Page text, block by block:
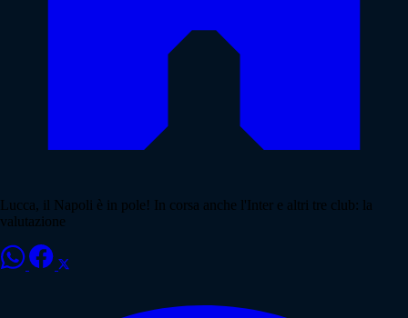
Lucca, il Napoli è in pole! In corsa anche l'Inter e altri tre club: la
valutazione